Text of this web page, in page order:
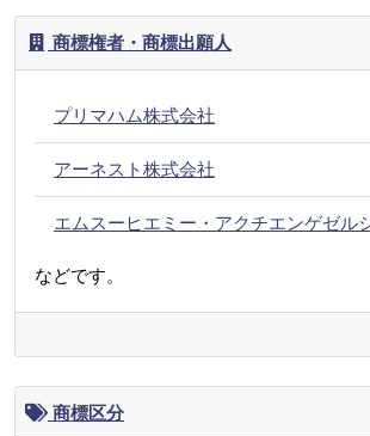
商標権者・商標出願人
プリマハム株式会社
アーネスト株式会社
エムスーヒエミー・アクチエンゲゼル
などです。
商標区分